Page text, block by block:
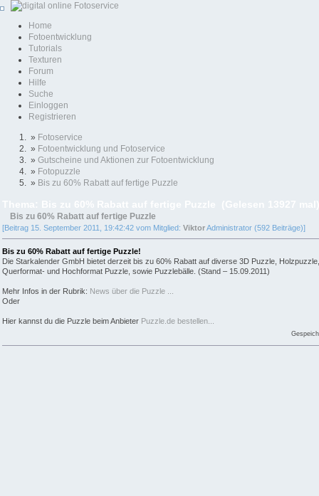
Home
Fotoentwicklung
Tutorials
Texturen
Forum
Hilfe
Suche
Einloggen
Registrieren
» Fotoservice
» Fotoentwicklung und Fotoservice
» Gutscheine und Aktionen zur Fotoentwicklung
» Fotopuzzle
» Bis zu 60% Rabatt auf fertige Puzzle
Bis zu 60% Rabatt auf fertige Puzzle
[Beitrag 15. September 2011, 19:42:42 vom Mitglied: ViktorAdministrator (592 Beiträge)]
Bis zu 60% Rabatt auf fertige Puzzle!
Die Starkalender GmbH bietet derzeit bis zu 60% Rabatt auf diverse 3D Puzzle, Holzpuzzle,
Querformat- und Hochformat Puzzle, sowie Puzzlebälle. (Stand – 15.09.2011)
Mehr Infos in der Rubrik: News über die Puzzle ...
Oder
Hier kannst du die Puzzle beim Anbieter Puzzle.de bestellen...